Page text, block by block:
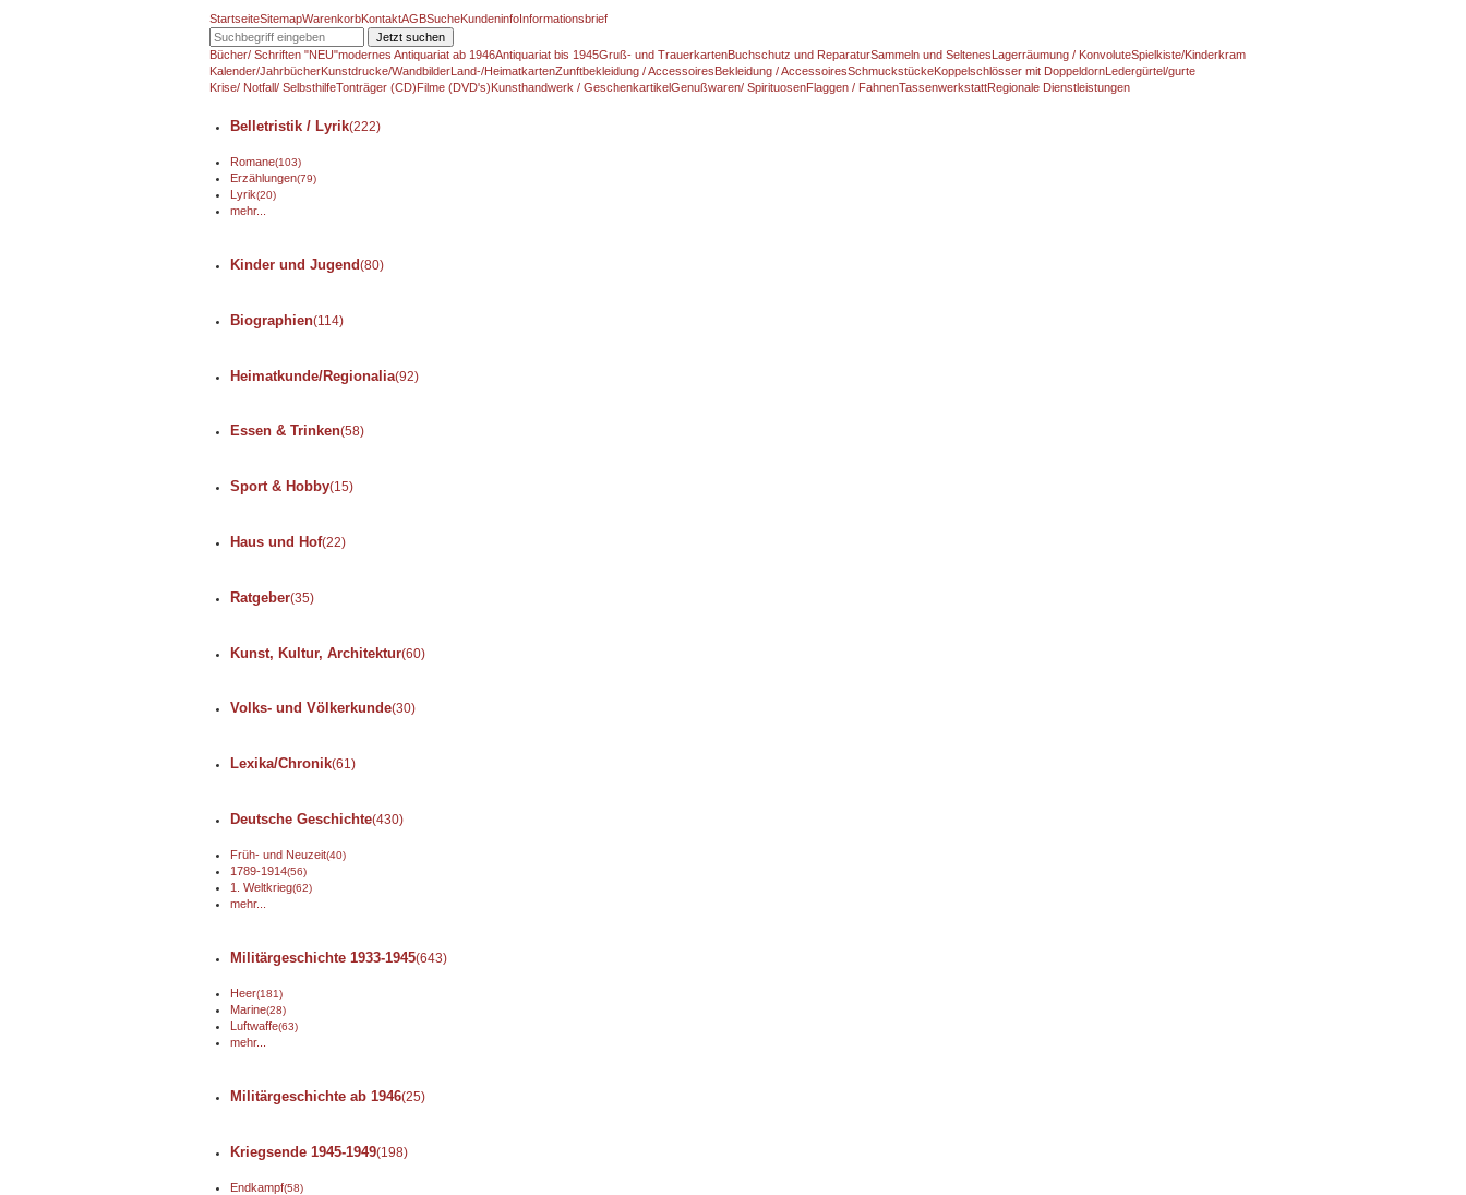
StartseiteSitemapWarenkorbKontaktAGBSucheKundeninfoInformationsbrief
Jetzt suchen
Bücher/ Schriften "NEU"modernes Antiquariat ab 1946Antiquariat bis 1945Gruß- und TrauerkartenBuchschutz und ReparaturSammeln und SeltenesLagerräumung / KonvoluteSpielkiste/Kinderkram
Kalender/JahrbücherKunstdrucke/WandbilderLand-/HeimatkartenZunftbekleidung / AccessoiresBekleidung / AccessoiresSchmuckstückeKoppelschlösser mit DoppeldornLedergürtel/gurte
Krise/ Notfall/ SelbsthilfeTonträger (CD)Filme (DVD's)Kunsthandwerk / GeschenkartikelGenußwaren/ SpirituosenFlaggen / FahnenTassenwerkstattRegionale Dienstleistungen
Belletristik / Lyrik(222)
Romane(103)
Erzählungen(79)
Lyrik(20)
mehr...
Kinder und Jugend(80)
Biographien(114)
Heimatkunde/Regionalia(92)
Essen & Trinken(58)
Sport & Hobby(15)
Haus und Hof(22)
Ratgeber(35)
Kunst, Kultur, Architektur(60)
Volks- und Völkerkunde(30)
Lexika/Chronik(61)
Deutsche Geschichte(430)
Früh- und Neuzeit(40)
1789-1914(56)
1. Weltkrieg(62)
mehr...
Militärgeschichte 1933-1945(643)
Heer(181)
Marine(28)
Luftwaffe(63)
mehr...
Militärgeschichte ab 1946(25)
Kriegsende 1945-1949(198)
Endkampf(58)